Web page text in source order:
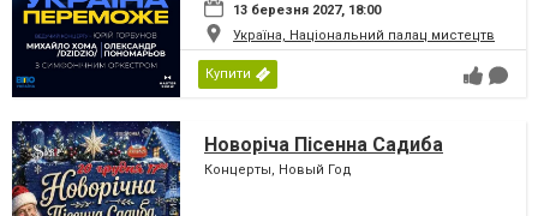
13 березня 2027, 18:00
Україна, Національний палац мистецтв
Купити
Новоріча Пісенна Садиба
Концерты, Новый Год